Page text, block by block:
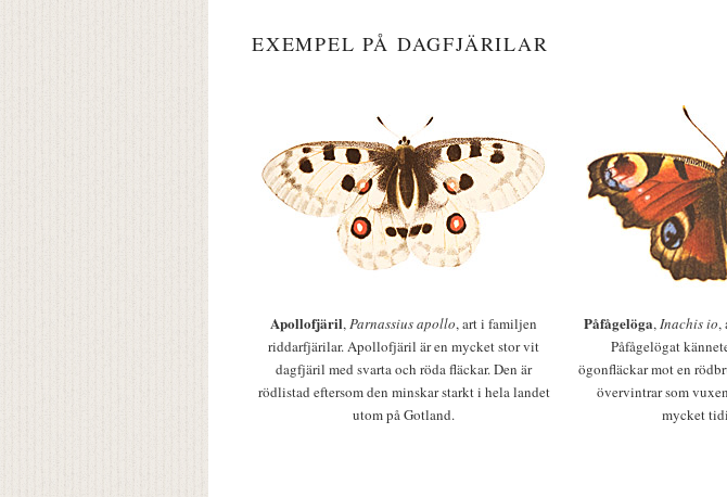
EXEMPEL PÅ DAGFJÄRILAR
Apollofjäril,Parnassius apollo, art i familjen
riddarfjärilar. Apollofjäril är en mycket stor vit
dagfjäril med svarta och röda fläckar. Den är
rödlistad eftersom den minskar starkt i hela landet
utom på Gotland.
Påfågelöga,Inachis io,
Påfågelögat
ögonfläckar mot en
övervintrar som
mycket